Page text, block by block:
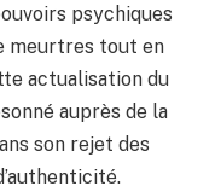
psychiques
meurtres tout en
actualisation du
auprès de la
son rejet des